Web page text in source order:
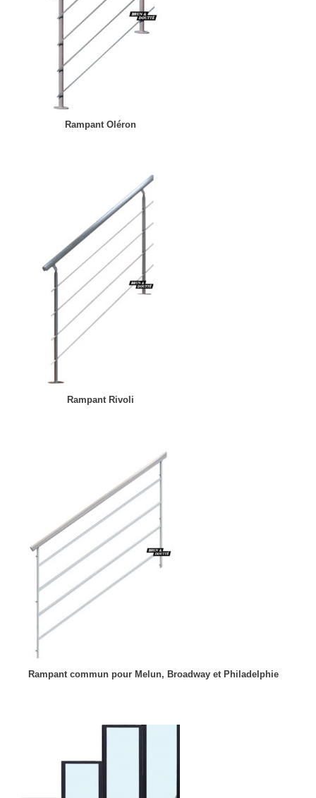
Rampant Oléron
Rampant Rivoli
Rampant commun pour Melun, Broadway et Philadelphie